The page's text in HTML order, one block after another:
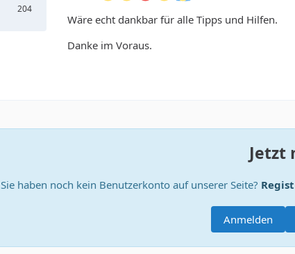
204
Wäre echt dankbar für alle Tipps und Hilfen.
Danke im Voraus.
Jetzt
Sie haben noch kein Benutzerkonto auf unserer Seite?
Anmelden